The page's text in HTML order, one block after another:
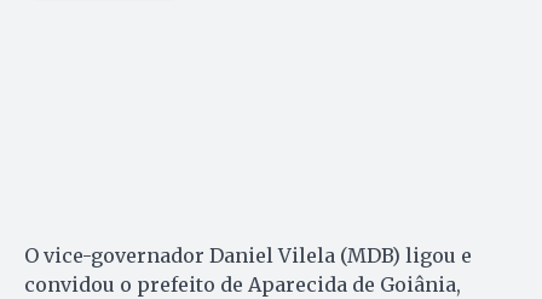
O vice-governador Daniel Vilela (MDB) ligou e
convidou o prefeito de Aparecida de Goiânia,